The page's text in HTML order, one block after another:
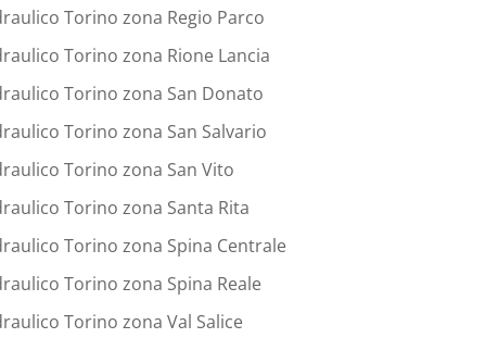
Torino zona Regio Parco
Torino zona Rione Lancia
Torino zona San Donato
Torino zona San Salvario
Torino zona San Vito
Torino zona Santa Rita
Torino zona Spina Centrale
Torino zona Spina Reale
Torino zona Val Salice